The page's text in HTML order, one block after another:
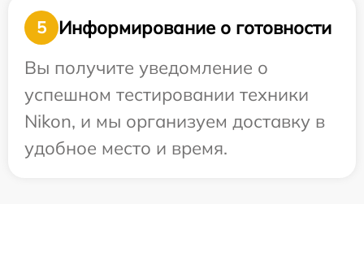
5
Информирование о готовности
Вы получите уведомление о
успешном тестировании техники
Nikon, и мы организуем доставку в
удобное место и время.